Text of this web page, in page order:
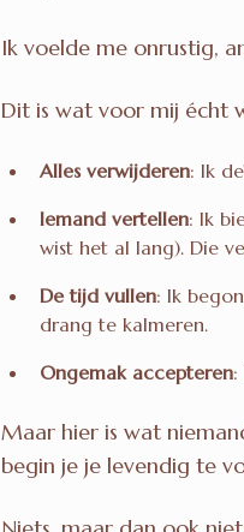
Ik voelde me onrustig,
Dit is wat voor mij écht
Alles verwijderen: Ik
Iemand vertellen: Ik
wist het al lang). Die
De tijd vullen: Ik
drang te kalmeren.
Ongemak accepteren:
Maar hier is wat
begin je je levendig te